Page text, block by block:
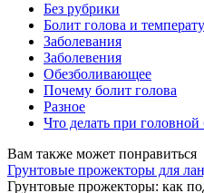
Без рубрики
Болит голова и
Заболевания
Заболевения
Обезболивающее
Почему болит голова
Разное
Что делать при головной
Вам также может понравиться
Грунтовые прожекторы для
Грунтовые прожекторы: как